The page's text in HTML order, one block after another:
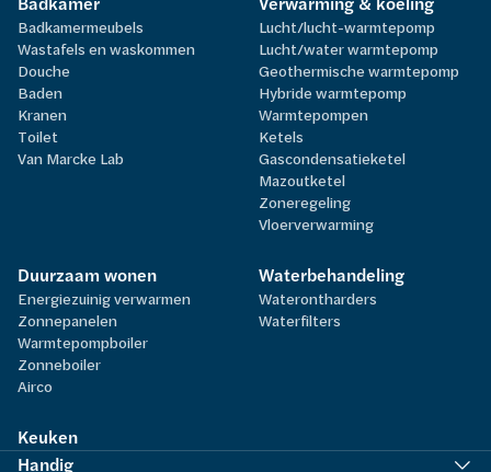
Badkamermeubels
Wastafels en waskommen
Douche
Baden
Kranen
Toilet
Van Marcke Lab
Lucht/lucht-warmtepomp
Lucht/water warmtepomp
Geothermische warmtepomp
Hybride warmtepomp
Warmtepompen
Ketels
Gascondensatieketel
Mazoutketel
Zoneregeling
Vloerverwarming
Duurzaam wonen
Energiezuinig verwarmen
Zonnepanelen
Warmtepompboiler
Zonneboiler
Airco
Waterbehandeling
Waterontharders
Waterfilters
Keuken
Handig